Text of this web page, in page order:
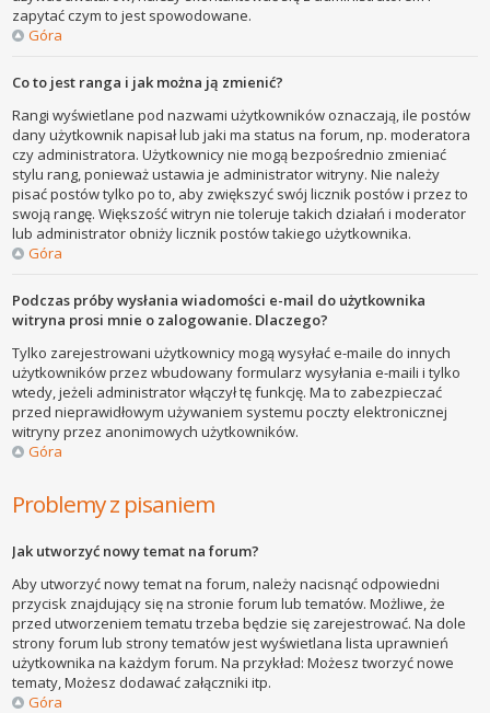
zapytać czym to jest spowodowane.
Góra
Co to jest ranga i jak można ją zmienić?
Rangi wyświetlane pod nazwami użytkowników oznaczają, ile postów
dany użytkownik napisał lub jaki ma status na forum, np. moderatora
czy administratora. Użytkownicy nie mogą bezpośrednio zmieniać
stylu rang, ponieważ ustawia je administrator witryny. Nie należy
pisać postów tylko po to, aby zwiększyć swój licznik postów i przez to
swoją rangę. Większość witryn nie toleruje takich działań i moderator
lub administrator obniży licznik postów takiego użytkownika.
Góra
Podczas próby wysłania wiadomości e-mail do użytkownika
witryna prosi mnie o zalogowanie. Dlaczego?
Tylko zarejestrowani użytkownicy mogą wysyłać e-maile do innych
użytkowników przez wbudowany formularz wysyłania e-maili i tylko
wtedy, jeżeli administrator włączył tę funkcję. Ma to zabezpieczać
przed nieprawidłowym używaniem systemu poczty elektronicznej
witryny przez anonimowych użytkowników.
Góra
Problemy z pisaniem
Jak utworzyć nowy temat na forum?
Aby utworzyć nowy temat na forum, należy nacisnąć odpowiedni
przycisk znajdujący się na stronie forum lub tematów. Możliwe, że
przed utworzeniem tematu trzeba będzie się zarejestrować. Na dole
strony forum lub strony tematów jest wyświetlana lista uprawnień
użytkownika na każdym forum. Na przykład: Możesz tworzyć nowe
tematy, Możesz dodawać załączniki itp.
Góra